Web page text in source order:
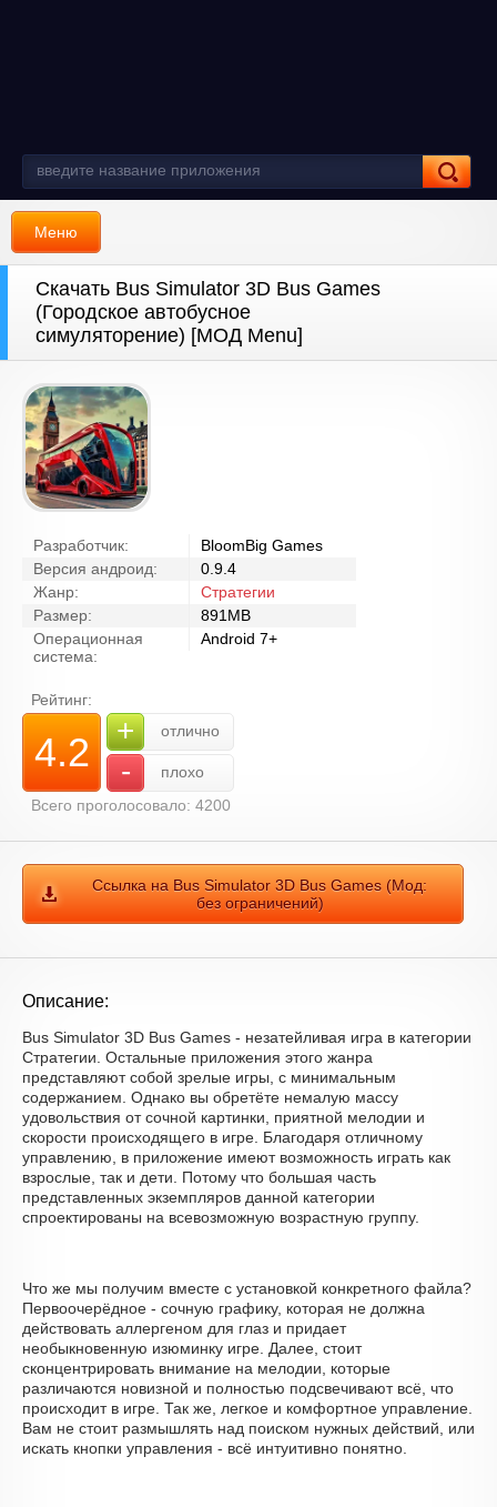
Меню
Скачать Bus Simulator 3D Bus Games
(Городское автобусное
симуляторение) [МОД Menu]
Разработчик:
BloomBig Games
Версия андроид:
0.9.4
Жанр:
Стратегии
Размер:
891MB
Операционная
система:
Android 7+
Рейтинг:
4.2 + отлично
-
плохо
Всего проголосовало: 4200
Ссылка на Bus Simulator 3D Bus Games (Мод:
без ограничений)
Описание:
Bus Simulator 3D Bus Games - незатейливая игра в категории
Стратегии. Остальные приложения этого жанра
представляют собой зрелые игры, с минимальным
содержанием. Однако вы обретёте немалую массу
удовольствия от сочной картинки, приятной мелодии и
скорости происходящего в игре. Благодаря отличному
управлению, в приложение имеют возможность играть как
взрослые, так и дети. Потому что большая часть
представленных экземпляров данной категории
спроектированы на всевозможную возрастную группу.
Что же мы получим вместе с установкой конкретного файла?
Первоочерёдное - сочную графику, которая не должна
действовать аллергеном для глаз и придает
необыкновенную изюминку игре. Далее, стоит
сконцентрировать внимание на мелодии, которые
различаются новизной и полностью подсвечивают всё, что
происходит в игре. Так же, легкое и комфортное управление.
Вам не стоит размышлять над поиском нужных действий, или
искать кнопки управления - всё интуитивно понятно.